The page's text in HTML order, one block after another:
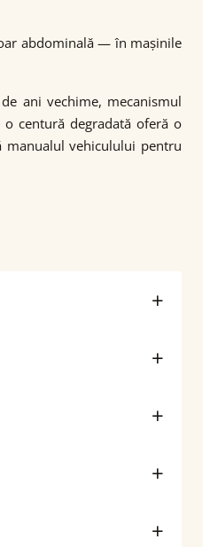
abdominală — în mașinile
ani vechime, mecanismul
centură degradată oferă o
vehiculului pentru